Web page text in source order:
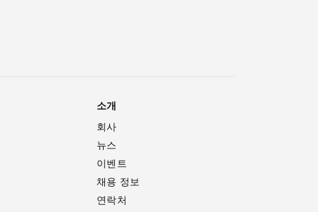
소개
회사
뉴스
이벤트
채용 정보
연락처